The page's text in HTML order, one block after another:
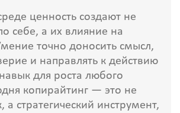
ценность создают не
себе, а их влияние на
точно доносить смысл,
и направлять к действию
для роста любого
копирайтинг — это не
а стратегический инструмент,